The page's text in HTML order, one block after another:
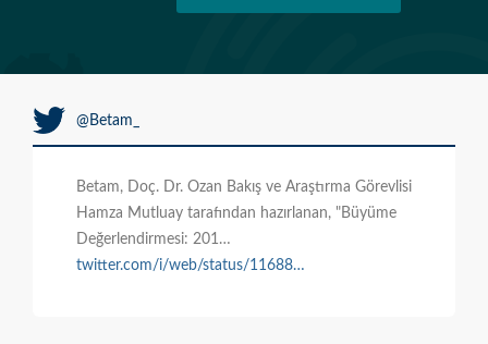
@Betam_
Betam, Doç. Dr. Ozan Bakış ve Araştırma Görevlisi
Hamza Mutluay tarafından hazırlanan, "Büyüme
Değerlendirmesi: 201…
twitter.com/i/web/status/11688…